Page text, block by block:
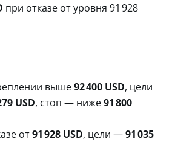
при отказе от уровня 91 928
выше92 400 USD, цели
USD, стоп — ниже91 800
от91 928 USD, цели —91 035